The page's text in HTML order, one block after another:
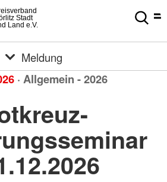
Land e.V.
Stadt
Meldung
· Allgemein - 2026